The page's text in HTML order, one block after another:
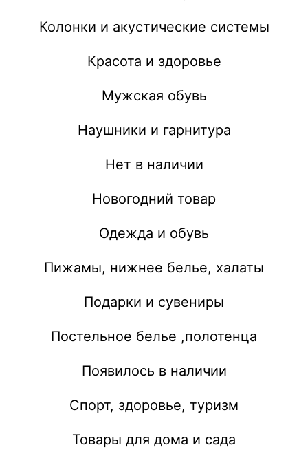
Колонки и акустические системы
Красота и здоровье
Мужская обувь
Наушники и гарнитура
Нет в наличии
Новогодний товар
Одежда и обувь
Пижамы, нижнее белье, халаты
Подарки и сувениры
Постельное белье ,полотенца
Появилось в наличии
Спорт, здоровье, туризм
Товары для дома и сада